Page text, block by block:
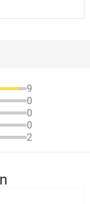
9
0
0
0
2